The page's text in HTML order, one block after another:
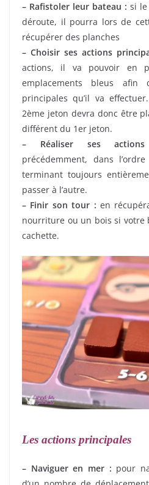
– Rafistoler leur bateau : si
déroute, il pourra lors de
récupérer des planches
– Choisir ses actions
actions, il va pouvoir en
emplacements bleus
principales qu’il va
2ème jeton devra donc être
différent du 1er jeton.
– Réaliser ses actions
précédemment, dans
terminant toujours
passer à l’autre.
– Finir son tour : en
nourriture ou un bois si votre
cachette.
Les actions principales
– Naviguer en mer : pour